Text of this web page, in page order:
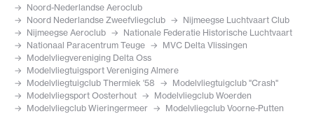
Noord-Nederlandse Aeroclub
Noord Nederlandse Zweefvliegclub
Nijmeegse Luchtvaart Club
Nijmeegse Aeroclub
Nationale Federatie Historische Luchtvaart
Nationaal Paracentrum Teuge
MVC Delta Vlissingen
Modelvliegvereniging Delta Oss
Modelvliegtuigsport Vereniging Almere
Modelvliegtuigclub Thermiek '58
Modelvliegtuigclub "Crash"
Modelvliegsport Oosterhout
Modelvliegclub Woerden
Modelvliegclub Wieringermeer
Modelvliegclub Voorne-Putten